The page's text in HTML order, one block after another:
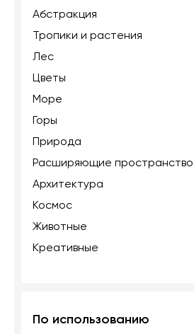
Абстракция
Тропики и растения
Лес
Цветы
Море
Горы
Природа
Расширяющие пространство
Архитектура
Космос
Животные
Креативные
По использованию